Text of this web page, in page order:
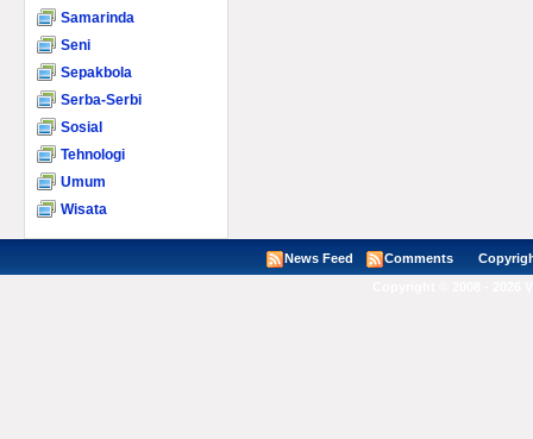
Samarinda
Seni
Sepakbola
Serba-Serbi
Sosial
Tehnologi
Umum
Wisata
News Feed Comments Copyright